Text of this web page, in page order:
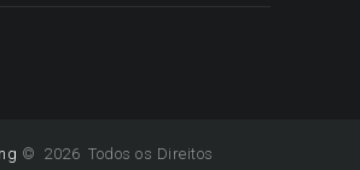
© 2026 Todos os Direitos